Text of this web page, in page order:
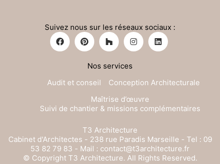
Suivez nous sur les réseaux sociaux :
Nos services
Audit et conseil
Conception Architecturale
Maîtrise d’œuvre
Suivi de chantier & missions complémentaires
T3 Architecture
Cabinet d'Architectes - 238 rue Paradis Marseille - Tel : 09
53 82 79 83 - Mail : contact@t3architecture.fr
© Copyright T3 Architecture. All Rights Reserved.